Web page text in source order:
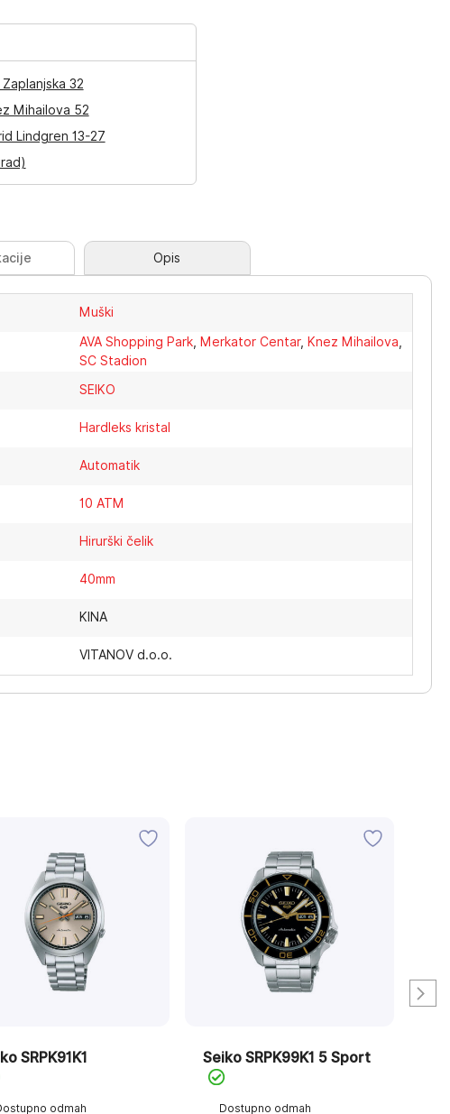
32
Mihailova 52
Lindgren 13-27
Opis
Muški
AVA Shopping Park ,Merkator Centar,Knez Mihailova
SC Stadion
SEIKO
Hardleks kristal
Automatik
10 ATM
Hirurški čelik
40mm
KINA
VITANOV d.o.o.
odmah
SRPK91K1
Dostupno odmah
Seiko SRPK99K1 5 Sport